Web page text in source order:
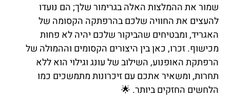
שמור את ההמלצות האלה בגרימור שלך; הם נועדו
להעצים את החוויה שלכם בהרפתקה הקסומה של
האגריד, ומבטיחים שהביקור שלכם יהיה לא פחות
מכישוף. זכרו, כאן בין היצורים הקסומים וההמולה של
הרפתקת האופנוע, השילוב של עונג וגילוי הוא ללא
תחרות, ומשאיר אתכם עם זיכרונות מתמשכים כמו
הלחשים החזקים ביותר. 🌟